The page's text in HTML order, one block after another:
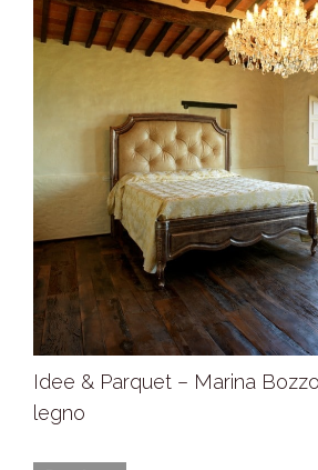
Idee & Parquet – Marina
legno